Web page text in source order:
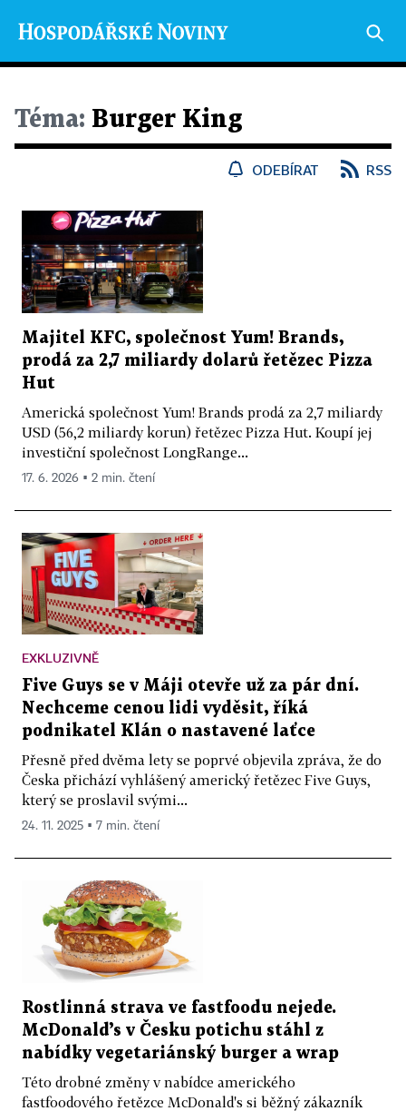
Téma: Burger King
ODEBÍRAT RSS
Majitel KFC, společnost Yum! Brands,
prodá za 2,7 miliardy dolarů řetězec Pizza
Hut
Americká společnost Yum! Brands prodá za 2,7 miliardy
USD (56,2 miliardy korun) řetězec Pizza Hut. Koupí jej
investiční společnost LongRange...
17. 6. 2026 ▪ 2 min. čtení
EXKLUZIVNĚ
Five Guys se v Máji otevře už za pár dní.
Nechceme cenou lidi vyděsit, říká
podnikatel Klán o nastavené laťce
Přesně před dvěma lety se poprvé objevila zpráva, že do
Česka přichází vyhlášený americký řetězec Five Guys,
který se proslavil svými...
24. 11. 2025 ▪ 7 min. čtení
Rostlinná strava ve fastfoodu nejede.
McDonald’s v Česku potichu stáhl z
nabídky vegetariánský burger a wrap
Této drobné změny v nabídce amerického
fastfoodového řetězce McDonald's si běžný zákazník